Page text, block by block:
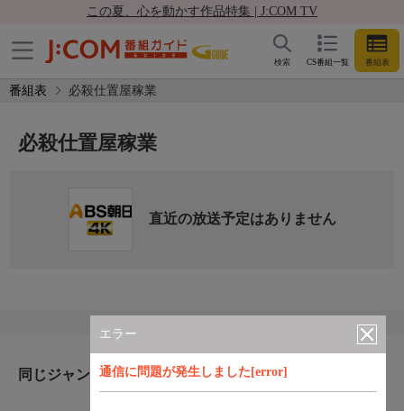
この夏、心を動かす作品特集 | J:COM TV
CS番組一覧 番組表
検索
番組表 必殺仕置屋稼業
エラー
通信に問題が発生しました[error]
必殺仕置屋稼業
直近の放送予定はありません
同じジャンルのおすすめ番組